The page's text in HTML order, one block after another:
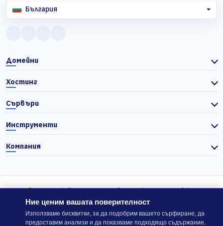
България
Домейни
Хостинг
Сървъри
Инструменти
Компания
© 2026 Actiefhost. Съгласно българското търговско
законодателство цените в сайта се показват без ДДС, а ДДС се
изчислява отделно при завършване на поръчката, когато е
приложимо.
Ние ценим вашата поверителност
Използваме бисквитки, за да подобрим вашето сърфиране, да
предоставим анализи и да показваме подходящо съдържание.